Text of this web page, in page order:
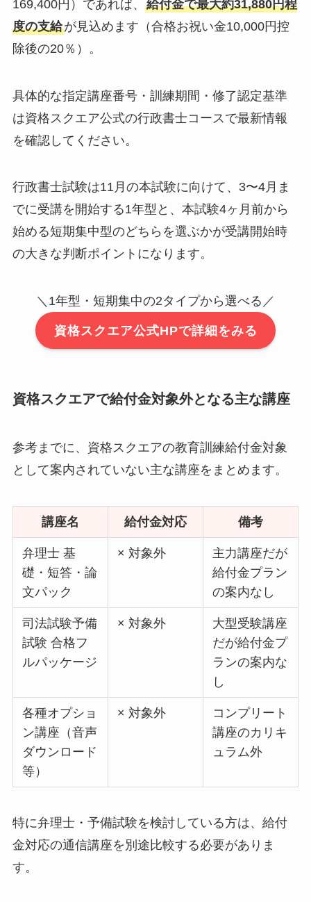
169,400円）であれば、 給付金で最大約31,880円程
度の支給が見込めます（合格お祝い金10,000円控
除後の20％）。
具体的な指定講座番号・訓練期間・修了認定基準
は資格スクエア公式の行政書士コースで最新情報
を確認してください。
行政書士試験は11月の本試験に向けて、3〜4月ま
でに受講を開始する1年型と、本試験4ヶ月前から
始める短期集中型のどちらを選ぶかが受講開始時
の大きな判断ポイントになります。
＼1年型・短期集中の2タイプから選べる／
資格スクエア公式HPで詳細をみる
資格スクエアで給付金対象外となる主な講座
参考までに、資格スクエアの教育訓練給付金対象
として案内されていない主な講座をまとめます。
講座名 給付金対応 備考
弁理士 基
礎・短答・論
文パック
× 対象外
主力講座だが
給付金プラン
の案内なし
司法試験予備
試験 合格フ
ルパッケージ
× 対象外
大型受験講座
だが給付金プ
ランの案内な
し
各種オプショ
ン講座（音声
ダウンロード
等）
× 対象外
コンプリート
講座のカリキ
ュラム外
特に弁理士・予備試験を検討している方は、給付
金対応の通信講座を別途比較する必要がありま
す。